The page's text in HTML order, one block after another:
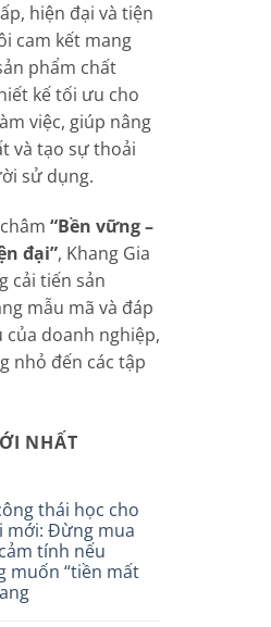
hiện đại và tiện
cam kết mang
phẩm chất
kế tối ưu cho
việc, giúp nâng
và tạo sự thoải
sử dụng.
“Bền vững –
đại”, Khang Gia
cải tiến sản
mẫu mã và đáp
của doanh nghiệp,
nhỏ đến các tập
NHẤT
thái học cho
mới: Đừng mua
tính nếu
muốn “tiền mất